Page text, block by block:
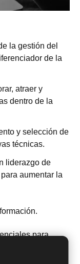
la gestión del
de la
atraer y
dentro de la
y selección de
técnicas.
liderazgo de
aumentar la
para